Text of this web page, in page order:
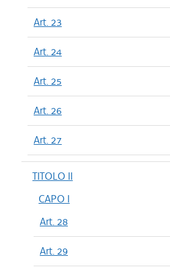
Art. 23
Art. 24
Art. 25
Art. 26
Art. 27
TITOLO II
CAPO I
Art. 28
Art. 29